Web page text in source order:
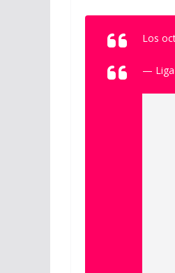
Los
— Liga